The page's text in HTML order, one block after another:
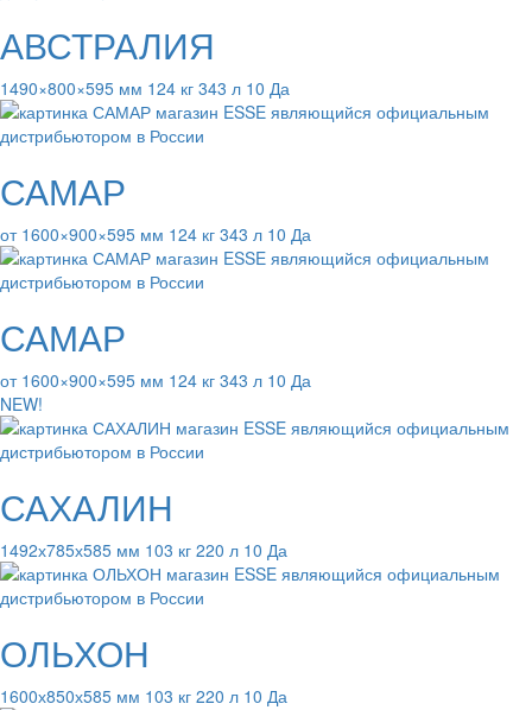
АВСТРАЛИЯ
1490×800×595 мм 124 кг 343 л 10 Да
САМАР
от 1600×900×595 мм 124 кг 343 л 10 Да
САМАР
от 1600×900×595 мм 124 кг 343 л 10 Да
NEW!
САХАЛИН
1492х785х585 мм 103 кг 220 л 10 Да
ОЛЬХОН
1600х850х585 мм 103 кг 220 л 10 Да